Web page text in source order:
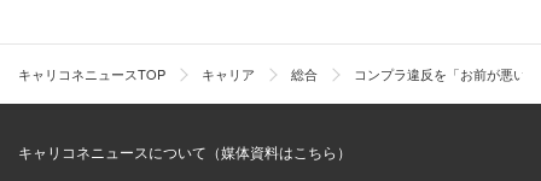
キャリコネニュースTOP キャリア 総合 コンプラ違反を「お前が悪い
キャリコネニュースについて（媒体資料はこちら）